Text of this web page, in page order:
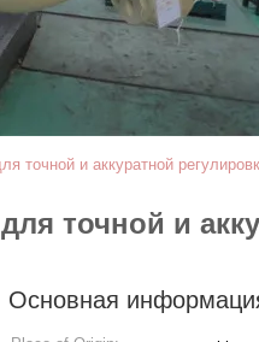
точной и аккуратной
точной и
Основная